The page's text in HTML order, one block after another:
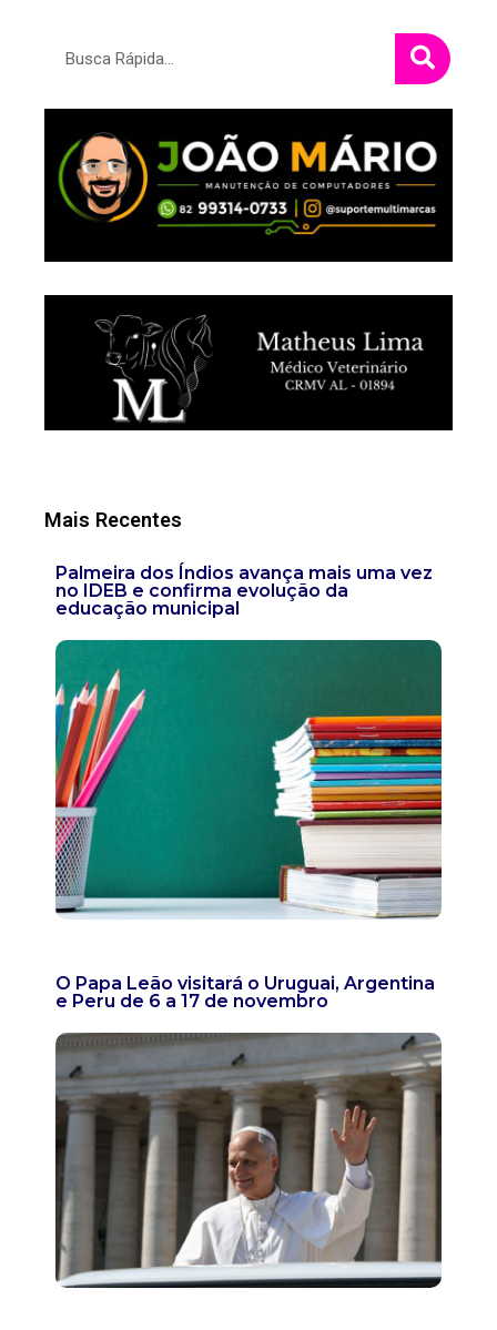
Mais Recentes
Palmeira dos Índios avança mais uma vez
no IDEB e confirma evolução da
educação municipal
O Papa Leão visitará o Uruguai, Argentina
e Peru de 6 a 17 de novembro